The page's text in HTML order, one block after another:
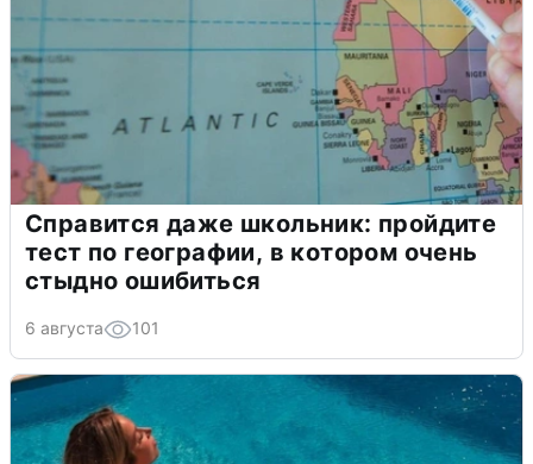
Справится даже школьник: пройдите
тест по географии, в котором очень
стыдно ошибиться
6 августа 101